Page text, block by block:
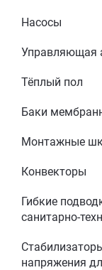
Насосы
Управляющая
Тёплый пол
Баки
Монтажные
Конвекторы
Гибкие
санитарно-
напряжения